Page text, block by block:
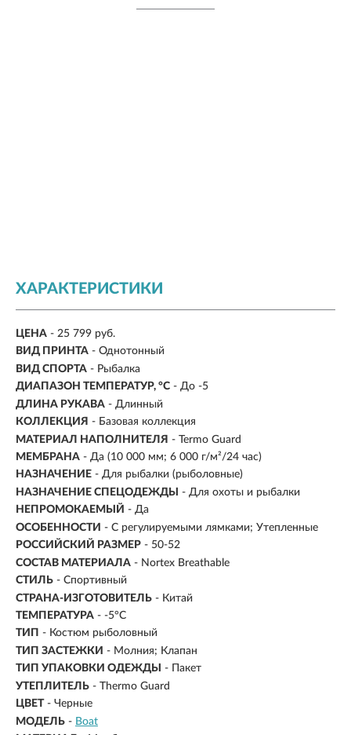
ХАРАКТЕРИСТИКИ
ЦЕНА - 25 799 руб.
ВИД ПРИНТА - Однотонный
ВИД СПОРТА - Рыбалка
ДИАПАЗОН ТЕМПЕРАТУР, °С - До -5
ДЛИНА РУКАВА - Длинный
КОЛЛЕКЦИЯ - Базовая коллекция
МАТЕРИАЛ НАПОЛНИТЕЛЯ - Termo Guard
МЕМБРАНА - Да (10 000 мм; 6 000 г/м²/24 час)
НАЗНАЧЕНИЕ - Для рыбалки (рыболовные)
НАЗНАЧЕНИЕ СПЕЦОДЕЖДЫ
- Для охоты и рыбалки
НЕПРОМОКАЕМЫЙ - Да
ОСОБЕННОСТИ - С регулируемыми лямками; Утепленные
РОССИЙСКИЙ РАЗМЕР - 50-52
СОСТАВ МАТЕРИАЛА - Nortex Breathable
СТИЛЬ - Спортивный
СТРАНА-ИЗГОТОВИТЕЛЬ - Китай
ТЕМПЕРАТУРА - -5°C
ТИП - Костюм рыболовный
ТИП ЗАСТЕЖКИ - Молния; Клапан
ТИП УПАКОВКИ ОДЕЖДЫ
- Пакет
УТЕПЛИТЕЛЬ - Thermo Guard
ЦВЕТ - Черные
МОДЕЛЬ - Boat